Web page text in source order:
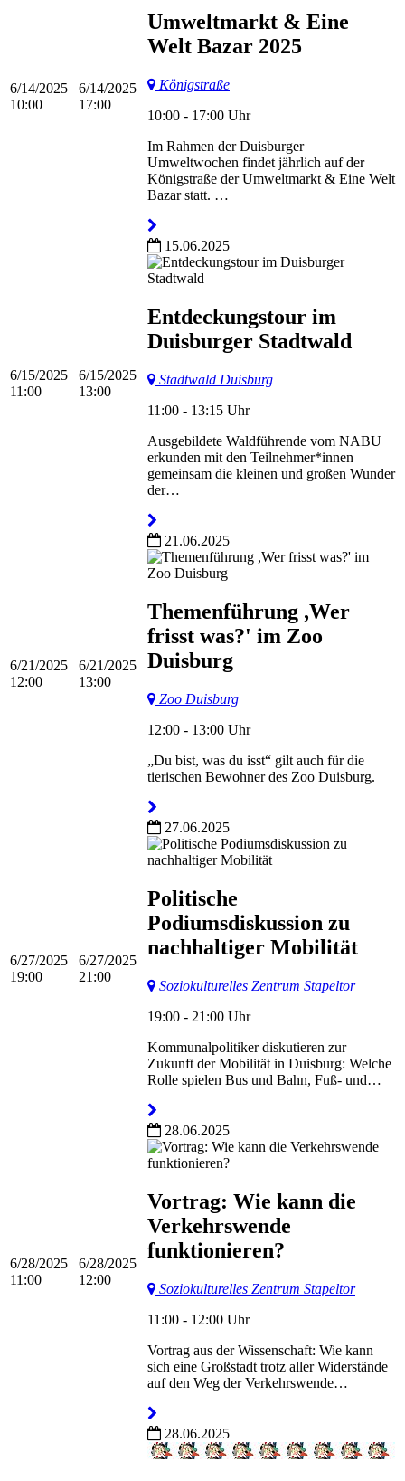
6/14/2025
10:00
6/14/2025
17:00
Umweltmarkt & Eine
Welt Bazar 2025
Königstraße
10:00 - 17:00 Uhr
Im Rahmen der Duisburger
Umweltwochen findet jährlich auf der
Königstraße der Umweltmarkt & Eine Welt
Bazar statt. …
6/15/2025
11:00
6/15/2025
13:00
15.06.2025
Entdeckungstour im
Duisburger Stadtwald
Stadtwald Duisburg
11:00 - 13:15 Uhr
Ausgebildete Waldführende vom NABU
erkunden mit den Teilnehmer*innen
gemeinsam die kleinen und großen Wunder
der…
6/21/2025
12:00
6/21/2025
13:00
21.06.2025
Themenführung ,Wer
frisst was?' im Zoo
Duisburg
Zoo Duisburg
12:00 - 13:00 Uhr
„Du bist, was du isst“ gilt auch für die
tierischen Bewohner des Zoo Duisburg.
6/27/2025
19:00
6/27/2025
21:00
27.06.2025
Politische
Podiumsdiskussion zu
nachhaltiger Mobilität
Soziokulturelles Zentrum Stapeltor
19:00 - 21:00 Uhr
Kommunalpolitiker diskutieren zur
Zukunft der Mobilität in Duisburg: Welche
Rolle spielen Bus und Bahn, Fuß- und…
6/28/2025
11:00
6/28/2025
12:00
28.06.2025
Vortrag: Wie kann die
Verkehrswende
funktionieren?
Soziokulturelles Zentrum Stapeltor
11:00 - 12:00 Uhr
Vortrag aus der Wissenschaft: Wie kann
sich eine Großstadt trotz aller Widerstände
auf den Weg der Verkehrswende…
28.06.2025